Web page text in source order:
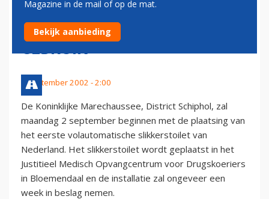
MARECHAUSSEE SCHIPHOL
NEEMT SLIKKERSTOILET IN
GEBRUIK
1 september 2002 - 2:00
De Koninklijke Marechaussee, District Schiphol, zal
maandag 2 september beginnen met de plaatsing van
het eerste volautomatische slikkerstoilet van
Nederland. Het slikkerstoilet wordt geplaatst in het
Justitieel Medisch Opvangcentrum voor Drugskoeriers
in Bloemendaal en de installatie zal ongeveer een
week in beslag nemen.
Magazine in de mail of op de mat.
Bekijk aanbieding